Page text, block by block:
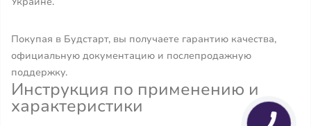
Покупая в Будстарт, вы получаете гарантию качества,
официальную документацию и послепродажную
поддержку.
Инструкция по применению и
характеристики